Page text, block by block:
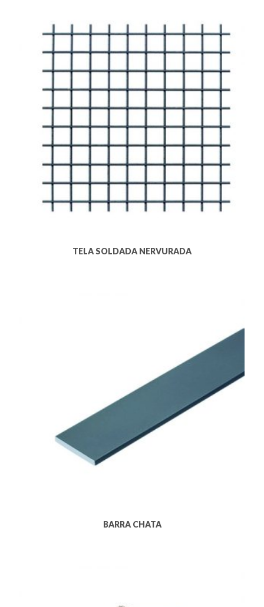
TELA SOLDADA NERVURADA
BARRA CHATA